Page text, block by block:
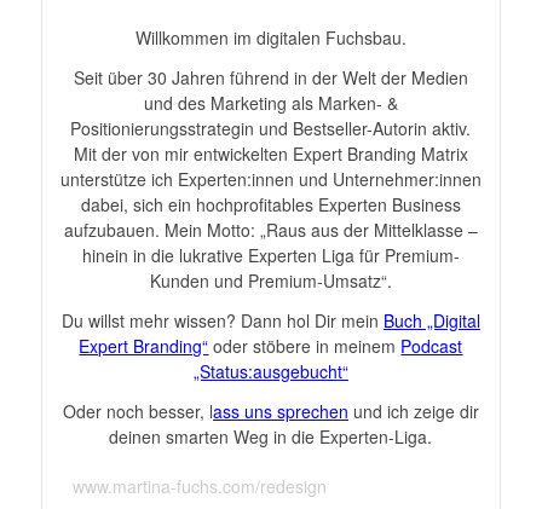
Willkommen im digitalen Fuchsbau.
Seit über 30 Jahren führend in der Welt der Medien
und des Marketing als Marken- &
Positionierungsstrategin und Bestseller-Autorin aktiv.
Mit der von mir entwickelten Expert Branding Matrix
unterstütze ich Experten:innen und Unternehmer:innen
dabei, sich ein hochprofitables Experten Business
aufzubauen. Mein Motto: „Raus aus der Mittelklasse –
hinein in die lukrative Experten Liga für Premium-
Kunden und Premium-Umsatz“.
Du willst mehr wissen? Dann hol Dir mein Buch „Digital
Expert Branding“ oder stöbere in meinem Podcast
„Status:ausgebucht“
Oder noch besser, lass uns sprechen und ich zeige dir
deinen smarten Weg in die Experten-Liga.
www.martina-fuchs.com/redesign